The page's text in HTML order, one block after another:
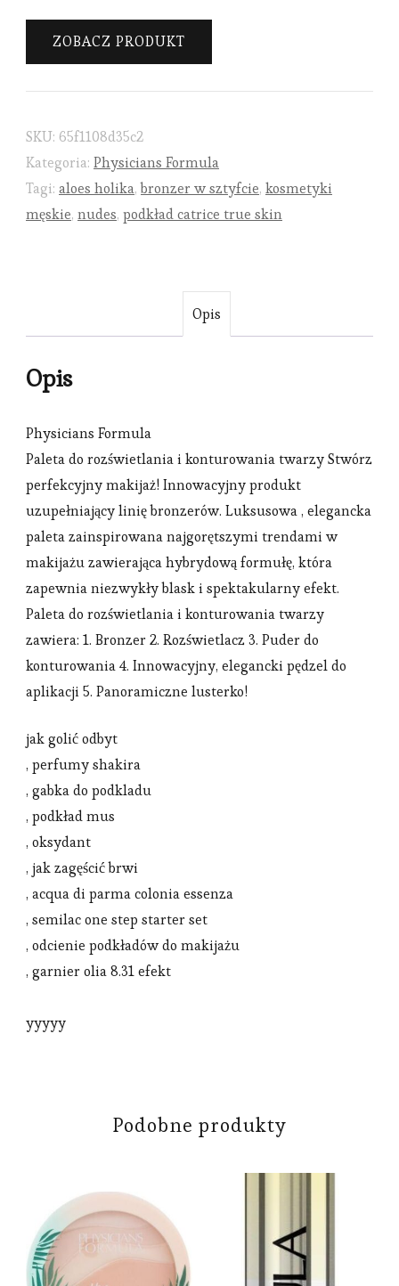
ZOBACZ PRODUKT
SKU: 65f1108d35c2
Kategoria: Physicians Formula
Tagi: aloes holika,bronzer w sztyfcie, kosmetyki
męskie, nudes, podkład catrice true skin
Opis
Opis
Physicians Formula
Paleta do rozświetlania i konturowania twarzy Stwórz
perfekcyjny makijaż! Innowacyjny produkt
uzupełniający linię bronzerów. Luksusowa , elegancka
paleta zainspirowana najgorętszymi trendami w
makijażu zawierająca hybrydową formułę, która
zapewnia niezwykły blask i spektakularny efekt.
Paleta do rozświetlania i konturowania twarzy
zawiera: 1. Bronzer 2. Rozświetlacz 3. Puder do
konturowania 4. Innowacyjny, elegancki pędzel do
aplikacji 5. Panoramiczne lusterko!
jak golić odbyt
, perfumy shakira
, gabka do podkladu
, podkład mus
, oksydant
, jak zagęścić brwi
, acqua di parma colonia essenza
, semilac one step starter set
, odcienie podkładów do makijażu
, garnier olia 8.31 efekt
yyyyy
Podobne produkty